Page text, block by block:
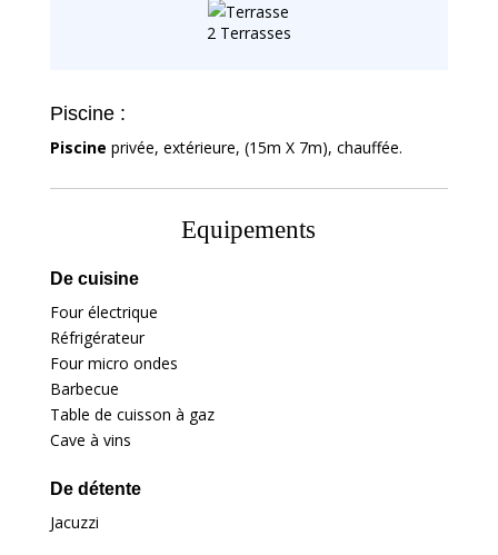
2 Terrasses
Piscine :
Piscine privée, extérieure, (15m X 7m), chauffée.
Equipements
De cuisine
Four électrique
Réfrigérateur
Four micro ondes
Barbecue
Table de cuisson à gaz
Cave à vins
De détente
Jacuzzi